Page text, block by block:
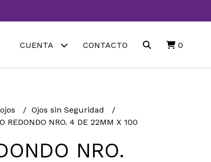
CUENTA CONTACTO 0
Ojos sin Seguridad
REDONDO NRO. 4 DE 22MM X 100
NRO.